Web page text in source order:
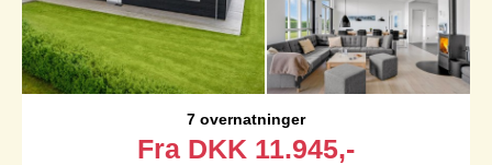
7 overnatninger
Fra DKK 11.945,-